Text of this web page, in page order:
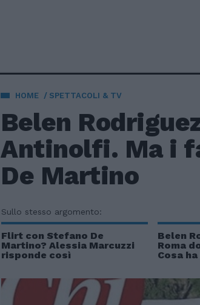
HOME SPETTACOLI & TV
Belen
Antinolfi. Ma i
De Martino
Sullo stesso argomento:
Flirt con Stefano De
Martino? Alessia Marcuzzi
risponde così
Belen
Roma
Cosa